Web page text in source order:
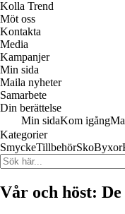
Kolla Trend
Möt oss
Kontakta
Media
Kampanjer
Min sida
Maila nyheter
Samarbete
Din berättelse
Min sidaKom igång
Kategorier
SmyckeTillbehörSkoByxor
Vår och höst: